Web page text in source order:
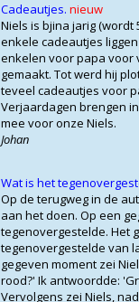
Cadeautjes. nieuw
Niels is bjina jarig (wordt
enkele cadeautjes
enkelen voor papa voor
gemaakt. Tot werd hij
teveel cadeautjes voor
Verjaardagen brengen
mee voor onze Niels.
Johan
Wat is het
Op de terugweg in de
aan het doen. Op een
tegenovergestelde. Het
tegenovergestelde van
gegeven moment zei
rood?' Ik antwoordde:
Vervolgens zei Niels,